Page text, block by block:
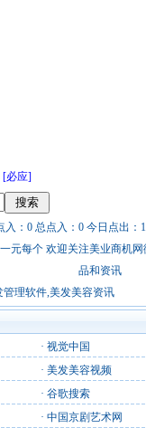
[必应]
：0 总点入：0 今日点出：
元每个 欢迎关注美业商机
品和资讯
理软件,美发美容资讯
· 视觉中国
· 美发美容视频
· 谷歌搜索
· 中国京剧艺术网